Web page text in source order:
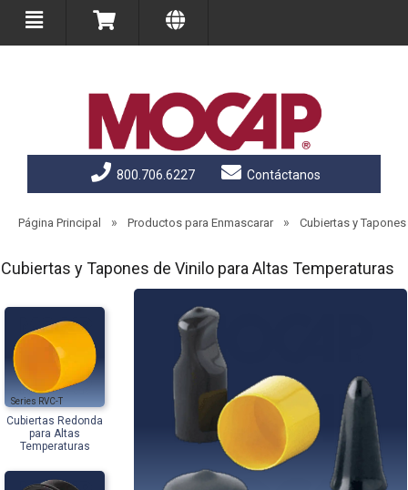
800.706.6227 Contáctanos
Página Principal » Productos para Enmascarar » Cubiertas y
Cubiertas y Tapones de Vinilo para Altas Temperaturas
RVC-T
Cubiertas Redonda
para Altas
Temperaturas